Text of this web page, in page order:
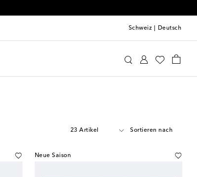
Schweiz Deutsch
23 Artikel Sortieren nach
Neue Saison